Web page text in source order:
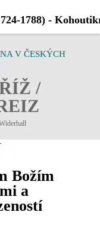
V ČESKÝCH
/
Božím
a
1788) -